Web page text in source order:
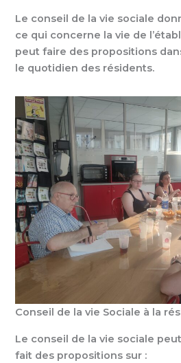
Le conseil de la vie sociale
ce qui concerne la vie de
peut faire des propositions
le quotidien des résidents.
Conseil de la vie Sociale à la
Le conseil de la vie sociale
fait des propositions sur :